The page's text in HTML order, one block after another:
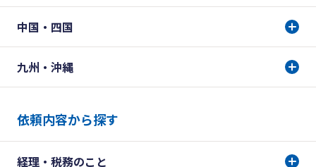
中国・四国
九州・沖縄
依頼内容から探す
経理・税務のこと